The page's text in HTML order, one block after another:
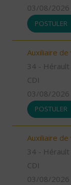
03/08/2026
POSTULER
Auxiliaire de
34 - Hérault
CDI
03/08/2026
POSTULER
Auxiliaire de
34 - Hérault
CDI
03/08/2026